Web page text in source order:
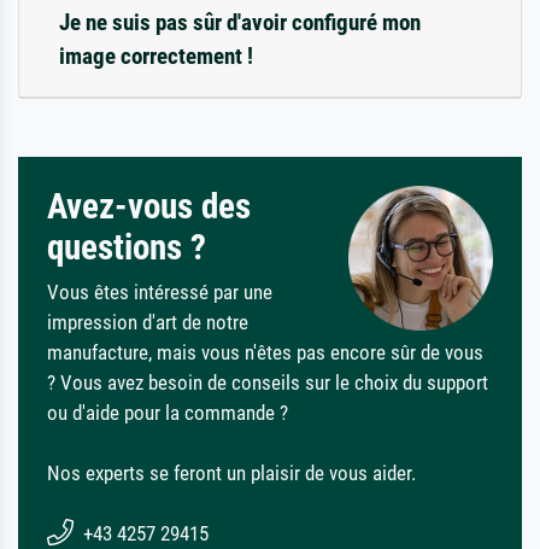
Je ne suis pas sûr d'avoir configuré mon
image correctement !
Avez-vous des
questions ?
Vous êtes intéressé par une
impression d'art de notre
manufacture, mais vous n'êtes pas encore sûr de vous
? Vous avez besoin de conseils sur le choix du support
ou d'aide pour la commande ?
Nos experts se feront un plaisir de vous aider.
+43 4257 29415